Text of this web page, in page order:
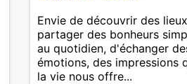
Envie de découvrir des
partager des bonheurs
au quotidien, d'échanger
émotions, des impressions
la vie nous offre...